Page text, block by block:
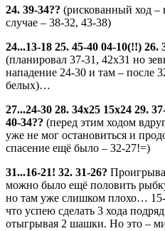
24. 39-34?? (рискованный ход –
случае – 38-32, 43-38)
24...13-18 25. 45-40 04-10(!!) 26.
(планировал 37-31, 42х31 но
нападение 24-30 и там – после
белых)…
27...24-30 28. 34х25 15х24 29.
40-34?? (перед этим ходом
уже не мог остановиться и
спасение ещё было – 32-27!=)
31...16-21! 32. 31-26?
можно было ещё половить
но там уже слишком плохо… 15-
что успею сделать 3 хода
отыгрывая 2 шашки. Но это –